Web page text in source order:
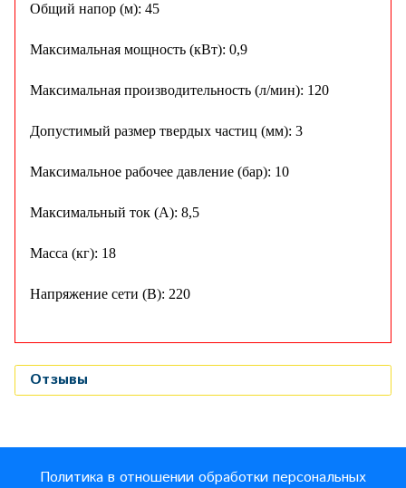
Общий напор (м): 45
Максимальная мощность (кВт): 0,9
Максимальная производительность (л/мин): 120
Допустимый размер твердых частиц (мм): 3
Максимальное рабочее давление (бар): 10
Максимальный ток (A): 8,5
Масса (кг): 18
Напряжение сети (В): 220
Отзывы
Политика в отношении обработки персональных